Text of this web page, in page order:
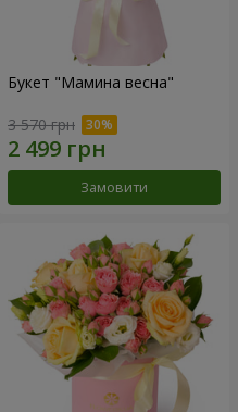
Букет "Мамина весна"
3 570 грн
Замовити